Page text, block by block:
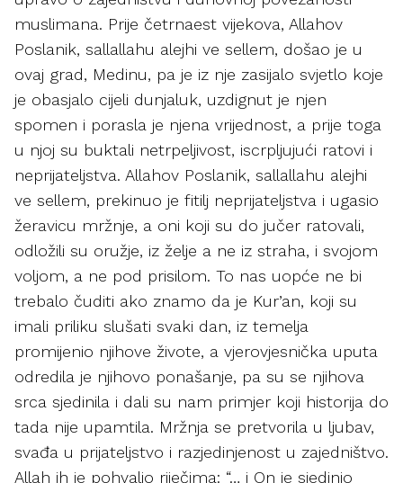
muslimana. Prije četrnaest vijekova, Allahov
Poslanik, sallallahu alejhi ve sellem, došao je u
ovaj grad, Medinu, pa je iz nje zasijalo svjetlo koje
je obasjalo cijeli dunjaluk, uzdignut je njen
spomen i porasla je njena vrijednost, a prije toga
u njoj su buktali netrpeljivost, iscrpljujući ratovi i
neprijateljstva. Allahov Poslanik, sallallahu alejhi
ve sellem, prekinuo je fitilj neprijateljstva i ugasio
žeravicu mržnje, a oni koji su do jučer ratovali,
odložili su oružje, iz želje a ne iz straha, i svojom
voljom, a ne pod prisilom. To nas uopće ne bi
trebalo čuditi ako znamo da je Kur’an, koji su
imali priliku slušati svaki dan, iz temelja
promijenio njihove živote, a vjerovjesnička uputa
odredila je njihovo ponašanje, pa su se njihova
srca sjedinila i dali su nam primjer koji historija do
tada nije upamtila. Mržnja se pretvorila u ljubav,
svađa u prijateljstvo i razjedinjenost u zajedništvo.
Allah ih je pohvalio riječima: “… i On je sjedinio